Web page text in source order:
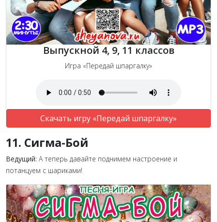
Выпускной 4, 9, 11 классов
Игра «Передай шпаргалку»
Скачать игру «Передай шпаргалку»
11. Сигма-Бой
Ведущий: А теперь давайте поднимем настроение и
потанцуем с шариками!